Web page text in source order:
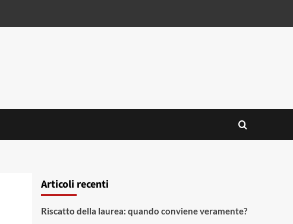
Articoli recenti
Riscatto della laurea: quando conviene veramente?